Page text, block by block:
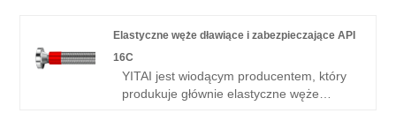
europejskich i amerykańskich. Z
Twoim długoterminowym partnerem w
Chinach.
Elastyczne węże dławiące i zabezpieczające API
16C
YITAI jest wiodącym producentem, który
produkuje głównie elastyczne węże